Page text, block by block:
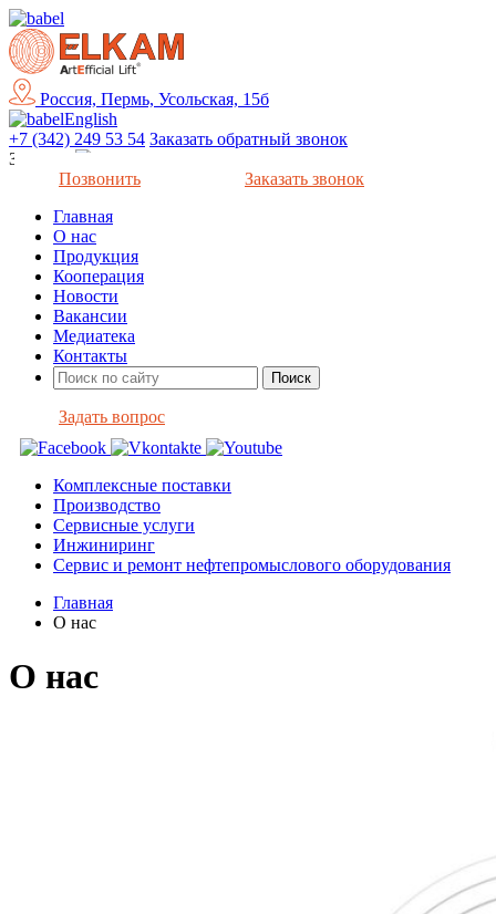
Россия, Пермь, Усольская, 15б
English
+7 (342) 249 53 54 Заказать обратный звонок
Закрыть
Позвонить
Заказать звонок
Главная
О нас
Продукция
Кооперация
Новости
Вакансии
Медиатека
Контакты
Задать вопрос
Комплексные поставки
Производство
Сервисные услуги
Инжиниринг
Сервис и ремонт нефтепромыслового оборудования
Главная
О нас
О нас